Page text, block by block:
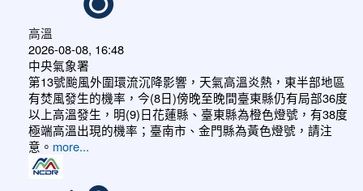
高溫
2026-08-08, 16:48
中央氣象署
第13號颱風外圍環流沉降影響，天氣高溫炎熱，東半部地區
有焚風發生的機率，今(8日)傍晚至晚間臺東縣仍有局部36度
以上高溫發生，明(9)日花蓮縣、臺東縣為橙色燈號，有38度
極端高溫出現的機率；臺南市、金門縣為黃色燈號，請注
意。 more...